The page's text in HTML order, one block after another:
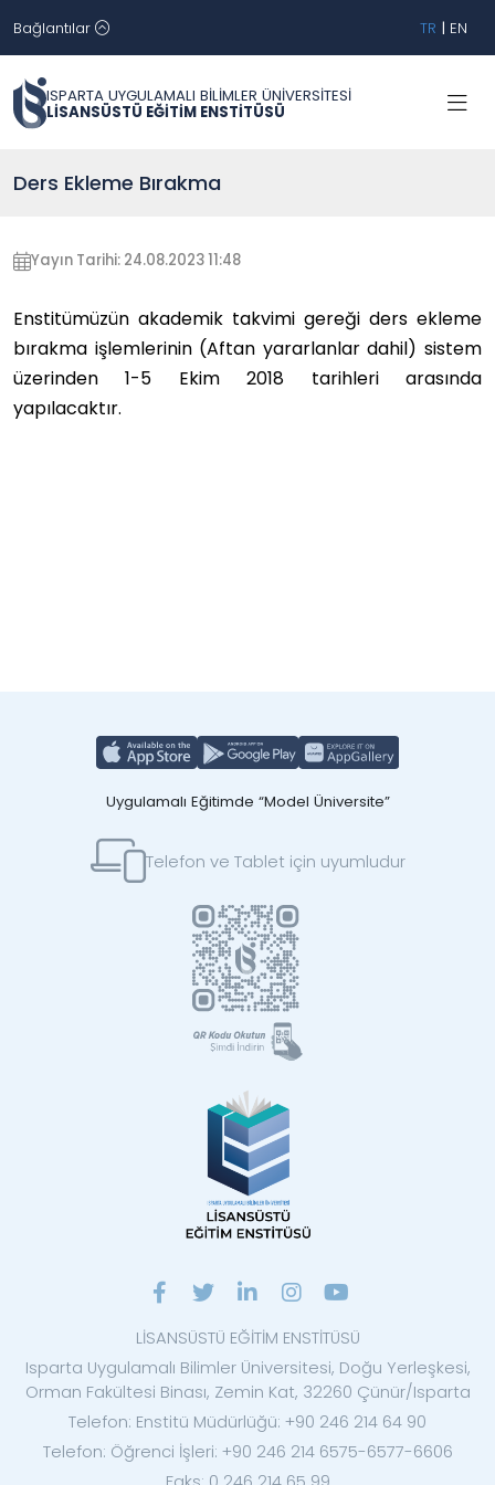
Bağlantılar TR | EN
ISPARTA UYGULAMALI BİLİMLER ÜNİVERSİTESİ
LİSANSÜSTÜ EĞİTİM ENSTİTÜSÜ
Ders Ekleme Bırakma
Yayın Tarihi: 24.08.2023 11:48
Enstitümüzün akademik takvimi gereği ders ekleme
bırakma işlemlerinin (Aftan yararlanlar dahil)sistem
üzerinden 1-5 Ekim 2018 tarihleri arasında
yapılacaktır.
Uygulamalı Eğitimde “Model Üniversite”
Telefon ve Tablet için uyumludur
LİSANSÜSTÜ EĞİTİM ENSTİTÜSÜ
Isparta Uygulamalı Bilimler Üniversitesi, Doğu Yerleşkesi,
Orman Fakültesi Binası, Zemin Kat, 32260 Çünür/Isparta
Telefon: Enstitü Müdürlüğü: +90 246 214 64 90
Telefon: Öğrenci İşleri: +90 246 214 6575-6577-6606